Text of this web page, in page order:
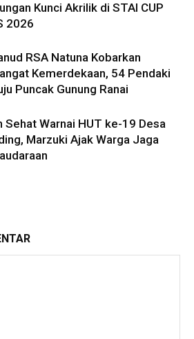
Kunci Akrilik di STAI CUP
2026
RSA Natuna Kobarkan
Kemerdekaan, 54 Pendaki
Puncak Gunung Ranai
Sehat Warnai HUT ke-19 Desa
Marzuki Ajak Warga Jaga